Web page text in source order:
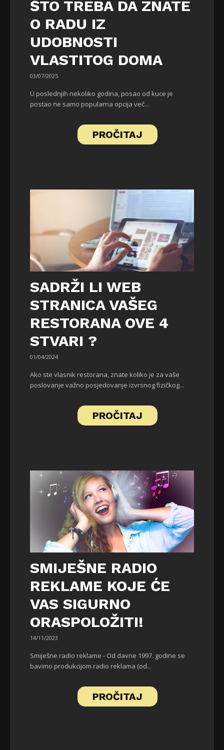
ŠTO TREBA DA ZNATE
O RADU IZ
UDOBNOSTI
VLASTITOG DOMA
03/07/2025
U poslednjih nekoliko godina, posao od kuce je
postao ne samo popularna opcija već...
PROČITAJ
SADRŽI LI WEB
STRANICA VAŠEG
RESTORANA OVE 4
STVARI ?
01/04/2024
Ako ste vlasnik restorana, znate koliko je za vaše
poslovanje važno posjedovanje izvrsnog fizičkog...
PROČITAJ
SMIJEŠNE RADIO
REKLAME KOJE ĆE
VAS SIGURNO
ORASPOLOŽITI!
14/11/2023
Smiješne radio reklame - Od davne 1997. godine se
bavimo produkcijom radio reklama (od...
PROČITAJ